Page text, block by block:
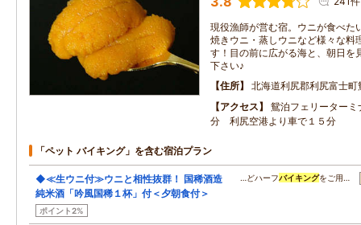
現役漁師が営む宿。ウニが食べた
焼きウニ・蒸しウニなど様々な料
す！目の前に広がる海と、朝日を
下さい♪
住所
北海道利尻郡利尻富士町
アクセス
鴛泊フェリーター
分 利尻空港より車で１５分
「ペット バイキング」を含む宿泊プラン
◆≪生ウニ付≫ウニと相性抜群！ 国稀酒造
純米酒「吟風国稀１杯」付＜夕朝食付＞
ポイント2%
…どハーフバイキングをご用…